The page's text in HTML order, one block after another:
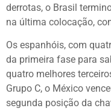
derrotas, o Brasil
na última colocação,
Os espanhóis, com
da primeira fase para
quatro melhores
Grupo C, o México
segunda posição da